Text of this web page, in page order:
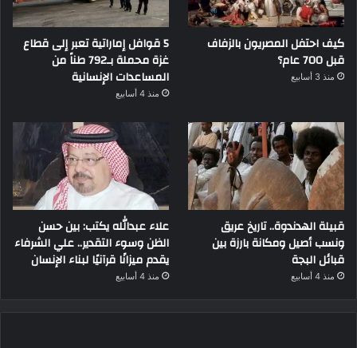
كيف احتفل المصريون بالزفاف
قبل 700 عام؟
منذ 3 أسابيع
5 قوافل إماراتية تعبر إلى قطاع
غزة محملة بـ792 طناً من
المساعدات الإنسانية
منذ 4 أسابيع
قبيلة الهدندوة.. تاريخ عريق
ونسب أصيل ومكانة بارزة بين
قبائل البجة
منذ 4 أسابيع
علاء عبدالله يكتب: بين حسن
الظن وسوء التقدير.. علي الشرفاء
يقدم ميزانًا قرآنيًا لبناء الإنسان
منذ 4 أسابيع